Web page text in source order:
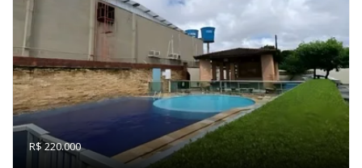
R$ 220.000